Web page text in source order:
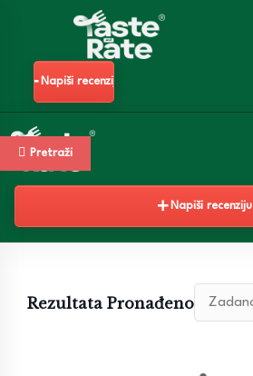
Napiši recenziju
Napiši recenziju
Pretraži
Rezultata Pronađeno